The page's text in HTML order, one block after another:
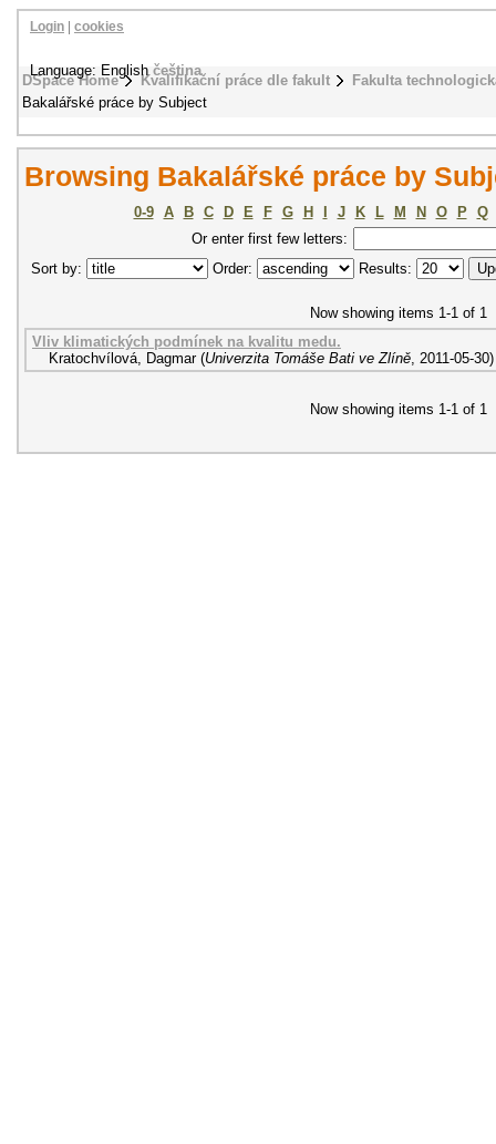
DSpace Home Kvalifikační práce dle fakult
Fakulta
Bakalářské práce by Subject
Login cookies
Language: Englishčeština
Browsing Bakalářské práce by
0-9 A B C D E F G H J K L M N O P
Q
Or enter first few letters:
Sort by:
Order: Results:
Now showing items 1-1 of 1
Vliv klimatických podmínek na kvalitu medu.
Kratochvílová, Dagmar (Univerzita Tomáše Bati ve Zlíně, 2011-05-30)
Now showing items 1-1 of 1